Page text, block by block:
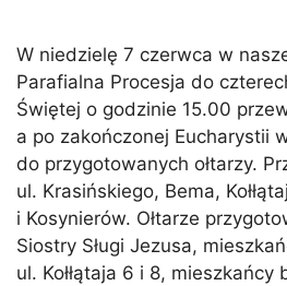
W niedzielę 7 czerwca w
Parafialna Procesja do
Świętej o godzinie 15.00
a po zakończonej Eucharystii
do przygotowanych ołtarzy.
ul. Krasińskiego, Bema,
i Kosynierów. Ołtarze
Siostry Sługi Jezusa,
ul. Kołłątaja 6 i 8, mieszkańcy